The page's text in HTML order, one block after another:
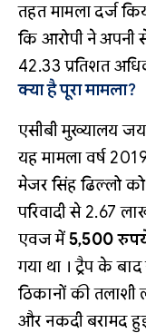
तहत मामला दर्ज
कि आरोपी ने अपनी
42.33 प्रतिशत
क्या है पूरा मामला?
एसीबी मुख्यालय
यह मामला वर्ष
मेजर सिंह ढिल्लो
परिवादी से 2.67
एवज में5,500
गया था । ट्रैप के
ठिकानों की तलाशी
और नकदी बरामद